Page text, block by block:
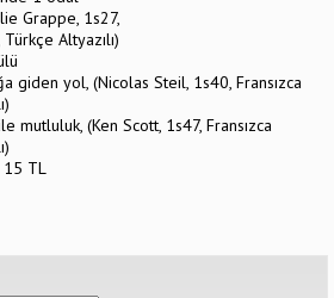
Grappe, 1s27,
Altyazılı)
yol, (Nicolas Steil, 1s40, Fransızca
(Ken Scott, 1s47, Fransızca
15 TL